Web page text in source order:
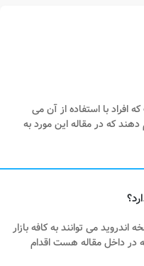
افراد با استفاده از آن می
دهند که در مقاله این مورد به
اندروید می توانند به کافه بازار
در داخل‌ مقاله هست اقدام